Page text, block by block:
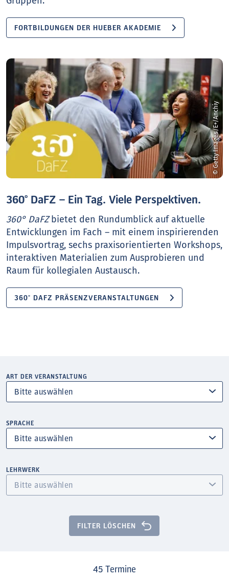
FORTBILDUNGEN DER HUEBER AKADEMIE
© Getty Images/E+/Anchiy
360° DaFZ – Ein Tag. Viele Perspektiven.
360° DaFZbietet den Rundumblick auf aktuelle
Entwicklungen im Fach – mit einem inspirierenden
Impulsvortrag, sechs praxisorientierten Workshops,
interaktiven Materialien zum Ausprobieren und
Raum für kollegialen Austausch.
360° DAFZ PRÄSENZVERANSTALTUNGEN
ART DER VERANSTALTUNG
SPRACHE
LEHRWERK
FILTER LÖSCHEN
45 Termine